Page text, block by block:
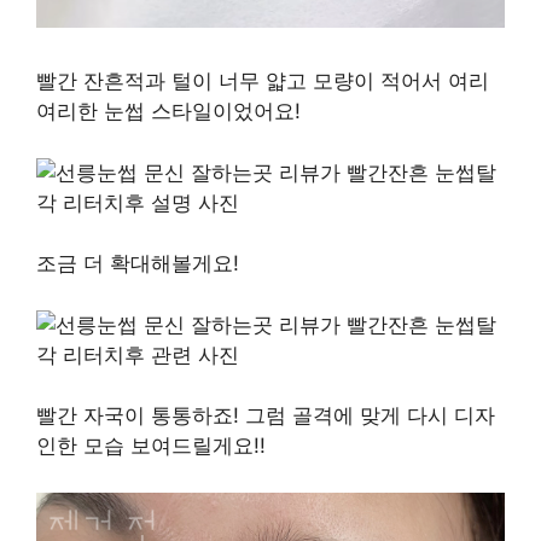
빨간 잔흔적과 털이 너무 얇고 모량이 적어서 여리
여리한 눈썹 스타일이었어요!
조금 더 확대해볼게요!
빨간 자국이 통통하죠! 그럼 골격에 맞게 다시 디자
인한 모습 보여드릴게요!!